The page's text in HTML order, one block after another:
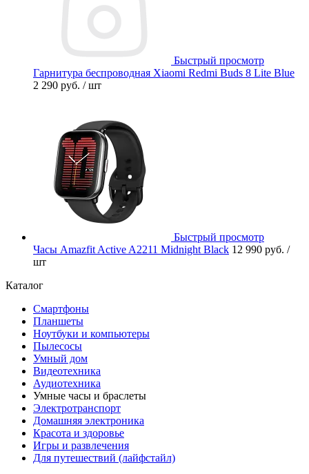
Быстрый просмотр
Гарнитура беспроводная Xiaomi Redmi Buds 8 Lite Blue
2 290 руб. / шт
Быстрый просмотр
Часы Amazfit Active A2211 Midnight Black 12 990 руб. /
шт
Каталог
Смартфоны
Планшеты
Ноутбуки и компьютеры
Пылесосы
Умный дом
Видеотехника
Аудиотехника
Умные часы и браслеты
Электротранспорт
Домашняя электроника
Красота и здоровье
Игры и развлечения
Для путешествий (лайфстайл)